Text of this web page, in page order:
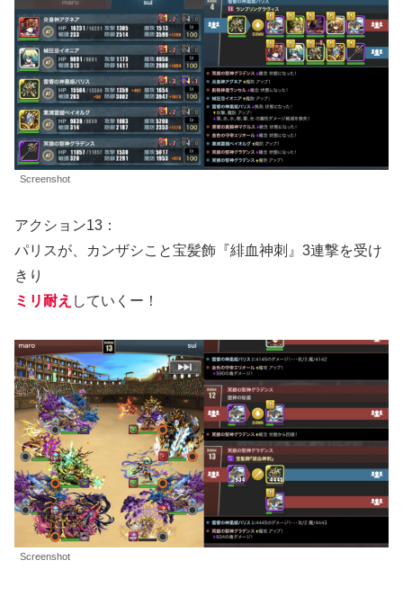
Screenshot
アクション13：
パリスが、カンザシこと宝髪飾『緋血神刺』3連撃を受け
きり
ミリ耐え していくー！
Screenshot